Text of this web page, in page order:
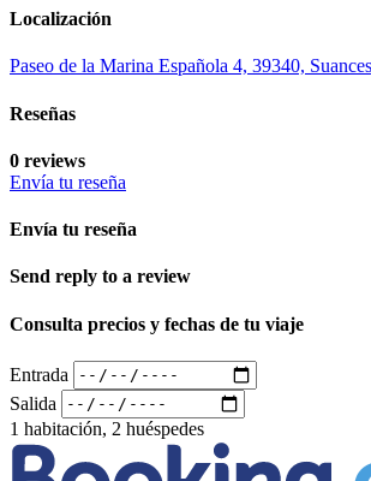
Localización
Paseo de la Marina Española 4, 39340,
Reseñas
0 reviews
Envía tu reseña
Envía tu reseña
Send reply to a review
Consulta precios y fechas de tu viaje
Entrada
Salida
1 habitación, 2 huéspedes